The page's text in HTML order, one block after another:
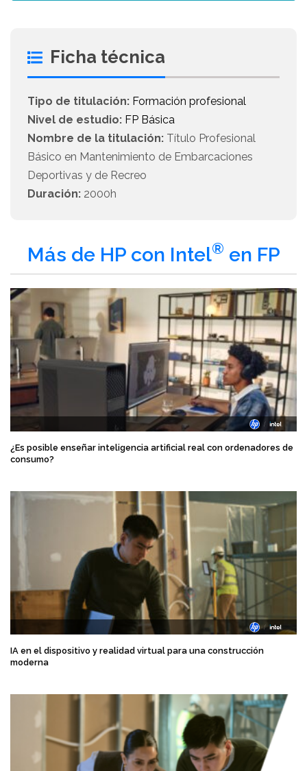
Ficha técnica
Tipo de titulación: Formación profesional
Nivel de estudio: FP Básica
Nombre de la titulación: Título Profesional
Básico en Mantenimiento de Embarcaciones
Deportivas y de Recreo
Duración: 2000h
Más de HP con Intel® en FP
¿Es posible enseñar inteligencia artificial real con ordenadores de
consumo?
IA en el dispositivo y realidad virtual para una construcción
moderna